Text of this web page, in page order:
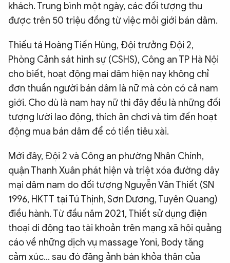
khách. Trung bình một ngày, các đối tượng thu
được trên 50 triệu đồng từ việc môi giới bán dâm.
Thiếu tá Hoàng Tiến Hùng, Đội trưởng Đội 2,
Phòng Cảnh sát hình sự (CSHS), Công an TP Hà Nội
cho biết, hoạt động mại dâm hiện nay không chỉ
đơn thuần người bán dâm là nữ mà còn có cả nam
giới. Cho dù là nam hay nữ thì đây đều là những đối
tượng lười lao động, thích ăn chơi và tìm đến hoạt
động mua bán dâm để có tiền tiêu xài.
Mới đây, Đội 2 và Công an phường Nhân Chính,
quận Thanh Xuân phát hiện và triệt xóa đường dây
mại dâm nam do đối tượng Nguyễn Văn Thiết (SN
1996, HKTT tại Tú Thịnh, Sơn Dương, Tuyên Quang)
điều hành. Từ đầu năm 2021, Thiết sử dụng điện
thoại di động tạo tài khoản trên mạng xã hội quảng
cáo về những dịch vụ massage Yoni, Body tăng
cảm xúc… sau đó đăng ảnh bán khỏa thân của